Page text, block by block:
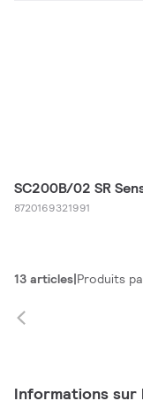
SC200B/02 SR
8720169321991
13 articles Produits
Informations